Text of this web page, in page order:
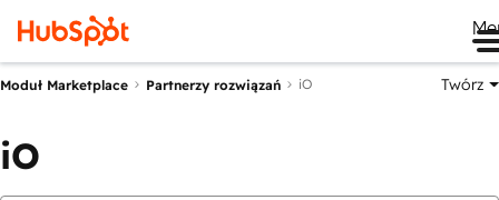
Moduł Marketplace Partnerzy rozwiązań iO Twórz
iO